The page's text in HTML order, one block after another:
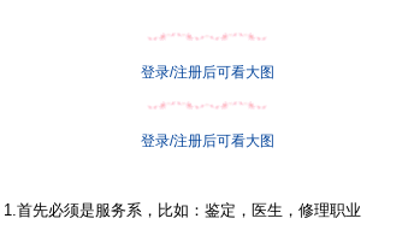
登录/注册后可看大图
登录/注册后可看大图
1.首先必须是服务系，比如：鉴定，医生，修理职业